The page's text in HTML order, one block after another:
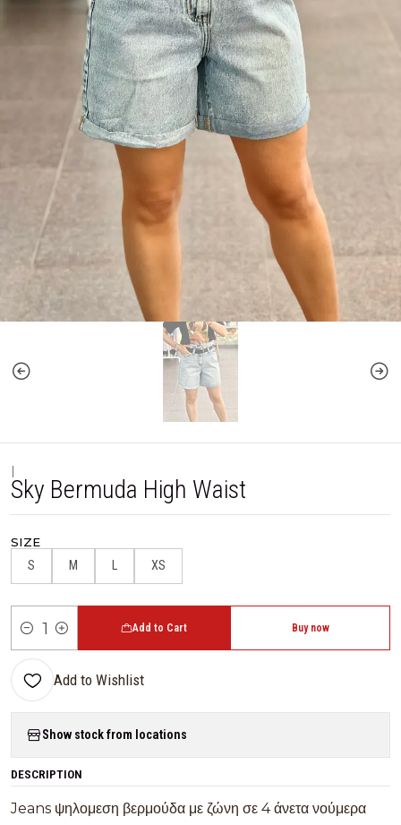
|
Sky Bermuda High Waist
SIZE
S M L XS
Quantity
Add to Cart Buy now
Add to Wishlist
Show stock from locations
DESCRIPTION
Jeans ψηλομεση βερμούδα με ζώνη σε 4 άνετα νούμερα